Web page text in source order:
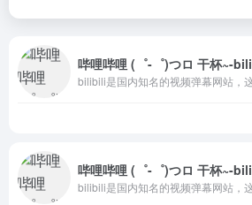
哔哩哔哩 (゜-゜)つロ 干杯~-
哔哩哔哩 (゜-゜)つロ 干杯~-